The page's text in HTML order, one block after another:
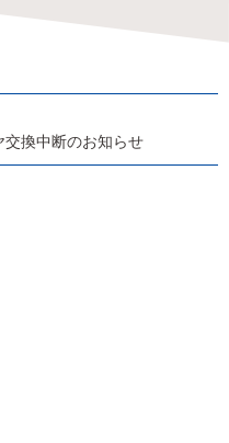
換中断のお知らせ